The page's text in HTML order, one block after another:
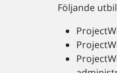
Följande